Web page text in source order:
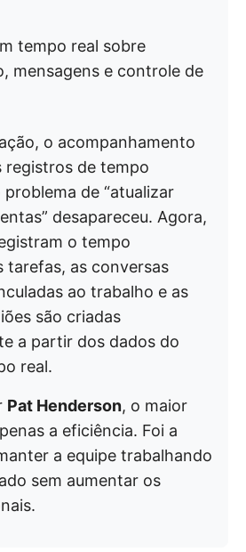
tempo real sobre
mensagens e controle de
o acompanhamento
registros de tempo
de “atualizar
desapareceu. Agora,
o tempo
tarefas, as conversas
ao trabalho e as
são criadas
a partir dos dados do
real.
Pat Henderson, o maior
a eficiência. Foi a
a equipe trabalhando
sem aumentar os